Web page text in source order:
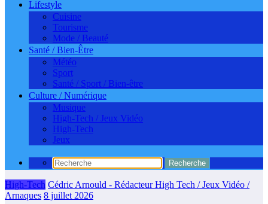
Lifestyle
Cuisine
Tourisme
Mode / Beauté
Santé / Bien-Être
Météo
Sport
Santé / Sport / Bien-être
Culture / Numérique
Musique
High-Tech / Jeux Vidéo
High-Tech
Jeux
High-Tech Cédric Arnould - Rédacteur High Tech / Jeux Vidéo /
Arnaques 8 juillet 2026